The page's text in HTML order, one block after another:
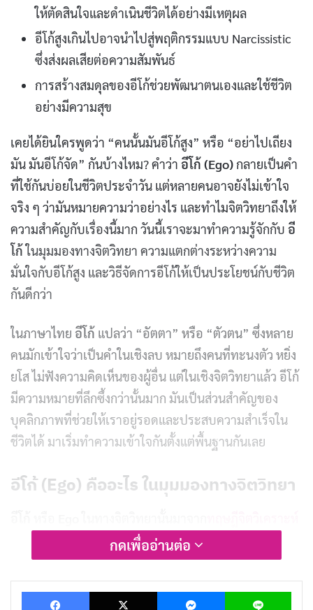
ให้ตัดสินใจและดำเนินชีวิตได้อย่างมีเหตุผล
อีโก้สูงเกินไปอาจนำไปสู่พฤติกรรมแบบ Narcissistic
ซึ่งส่งผลเสียต่อความสัมพันธ์
การสร้างสมดุลของอีโก้ช่วยพัฒนาตนเองและใช้ชีวิต
อย่างมีความสุข
เคยได้ยินใครพูดว่า “คนนั้นมันอีโก้สูง” หรือ “อย่าไปเถียง
มัน มันอีโก้จัด” กันบ้างไหม? คำว่า อีโก้ (Ego)กลายเป็นคำ
ที่ใช้กันบ่อยในชีวิตประจำวัน แต่หลายคนอาจยังไม่เข้าใจ
จริง ๆ ว่ามันหมายความว่าอย่างไร และทำไมจิตวิทยาถึงให้
ความสำคัญกับเรื่องนี้มาก วันนี้เราจะมาทำความรู้จักกับ อี
โก้ในมุมมองทางจิตวิทยา ความแตกต่างระหว่างความ
มั่นใจกับอีโก้สูง และวิธีจัดการอีโก้ให้เป็นประโยชน์กับชีวิต
กันดีกว่า
ในภาษาไทย อีโก้ แปลว่า “อัตตา” หรือ “ตัวตน” ซึ่งหลาย
คนมักเข้าใจว่าเป็นคำในเชิงลบ หมายถึงคนที่ทะนงตัว หยิ่ง
ยโส ไม่ฟังความคิดเห็นของผู้อื่น แต่ในเชิงจิตวิทยาแล้ว อีโก้
มีความหมายที่ลึกซึ้งกว่านั้นมาก มันเป็นส่วนสำคัญของ
บุคลิกภาพที่ช่วยให้เราอยู่รอดและประสบความสำเร็จใน
ชีวิตได้ มาเริ่มทำความเข้าใจกันตั้งแต่พื้นฐานกันเลย
อีโก้ (Ego) คืออะไร ในมุมมองทางจิตวิทยา
ซิกมันด์ ฟรอยด์ (Sigmund Freud)
ที่เป็นบิดาแห่งจิตวิเคราะห์ ฟรอยด์อธิบายว่าบุคลิกภาพ
ของมนุษย์ประกอบไปด้วยสามส่วนหลักคือId, Ego และ
Superego
ซึ่งทั้งสามส่วนนี้ทำงานร่วมกันในการขับเคลื่อน
กดเพื่ออ่านต่อ
Facebook X Messenger Line